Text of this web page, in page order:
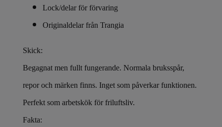
Lock/delar för förvaring
Originaldelar från Trangia
Skick:
Begagnat men fullt fungerande. Normala bruksspår,
repor och märken finns. Inget som påverkar funktionen.
Perfekt som arbetskök för friluftsliv.
Fakta: